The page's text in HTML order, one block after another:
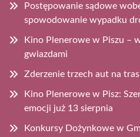
Postępowanie sądowe
spowodowanie wypadku
Kino Plenerowe w Piszu –
gwiazdami
Zderzenie trzech aut na
Kino Plenerowe w Pisz:
emocji już 13 sierpnia
Konkursy Dożynkowe w